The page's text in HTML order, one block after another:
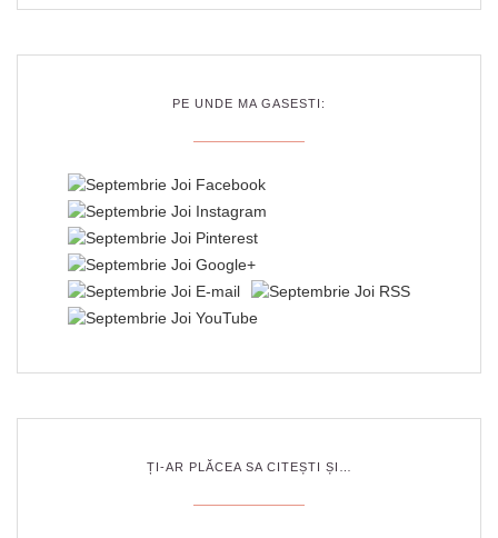
PE UNDE MA GASESTI:
ȚI-AR PLĂCEA SA CITEȘTI ȘI…